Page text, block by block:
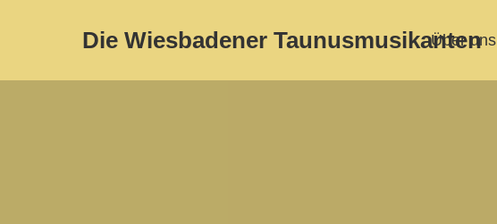
Die Wiesbadener Taunusmusikanten
Über uns